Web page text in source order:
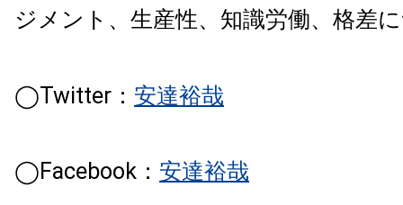
ジメント、生産性、知識労働、格差
◯Twitter： 安達裕哉
◯Facebook： 安達裕哉